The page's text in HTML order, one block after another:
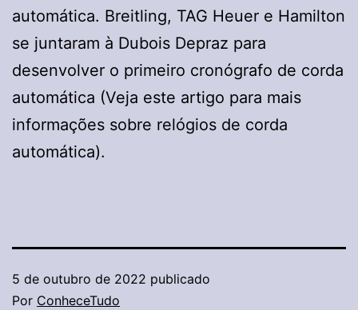
automática. Breitling, TAG Heuer e Hamilton
se juntaram à Dubois Depraz para
desenvolver o primeiro cronógrafo de corda
automática (Veja este artigo para mais
informações sobre relógios de corda
automática).
5 de outubro de 2022 publicado
Por ConheceTudo